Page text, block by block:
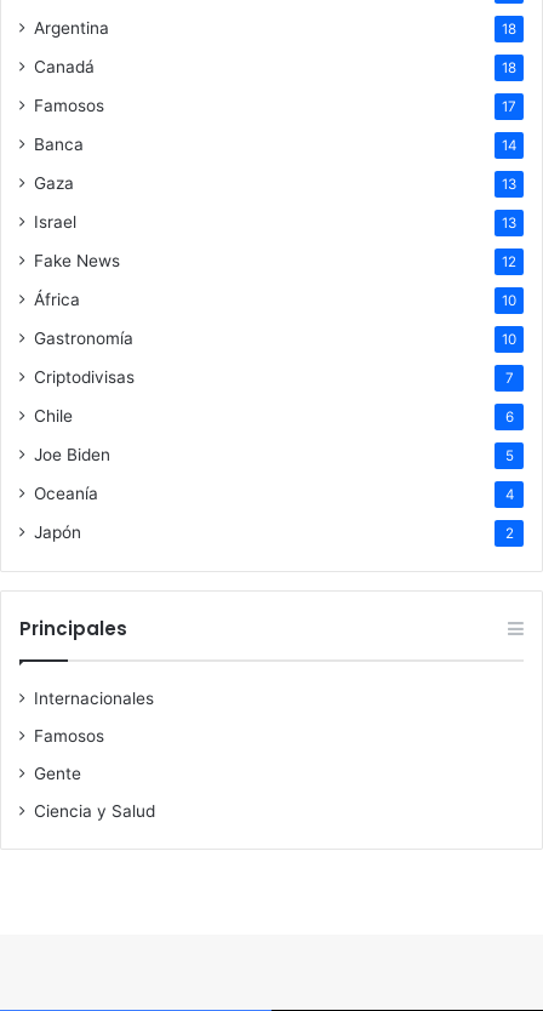
Argentina 18
Canadá 18
Famosos 17
Banca 14
Gaza 13
Israel 13
Fake News 12
África 10
Gastronomía 10
Criptodivisas 7
Chile 6
Joe Biden 5
Oceanía 4
Japón 2
Principales
Internacionales
Famosos
Gente
Ciencia y Salud